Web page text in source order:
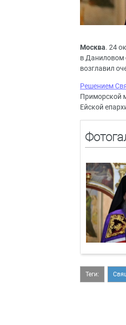
Москва. 24
в Даниловом
возглавил
Решением
Приморской
Ейской
Теги: